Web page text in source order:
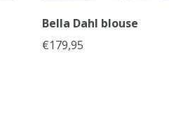
Bella Dahl blouse
€179,95